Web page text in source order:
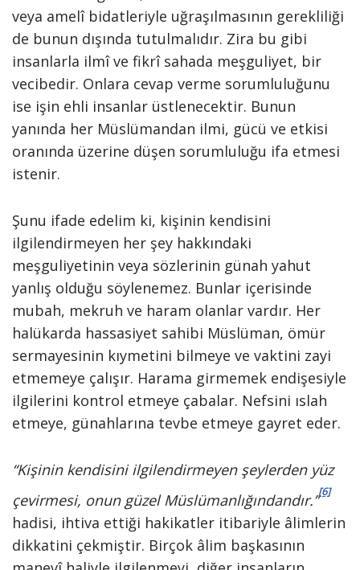
veya amelî bidatleriyle uğraşılmasının gerekliliği
de bunun dışında tutulmalıdır. Zira bu gibi
insanlarla ilmî ve fikrî sahada meşguliyet, bir
vecibedir. Onlara cevap verme sorumluluğunu
ise işin ehli insanlar üstlenecektir. Bunun
yanında her Müslümandan ilmi, gücü ve etkisi
oranında üzerine düşen sorumluluğu ifa etmesi
istenir.
Şunu ifade edelim ki, kişinin kendisini
ilgilendirmeyen her şey hakkındaki
meşguliyetinin veya sözlerinin günah yahut
yanlış olduğu söylenemez. Bunlar içerisinde
mubah, mekruh ve haram olanlar vardır. Her
halükarda hassasiyet sahibi Müslüman, ömür
sermayesinin kıymetini bilmeye ve vaktini zayi
etmemeye çalışır. Harama girmemek endişesiyle
ilgilerini kontrol etmeye çabalar. Nefsini ıslah
etmeye, günahlarına tevbe etmeye gayret eder.
“Kişinin kendisini ilgilendirmeyen şeylerden yüz
çevirmesi, onun güzel Müslümanlığındandır.”[6]
hadisi, ihtiva ettiği hakikatler itibariyle âlimlerin
dikkatini çekmiştir. Birçok âlim başkasının